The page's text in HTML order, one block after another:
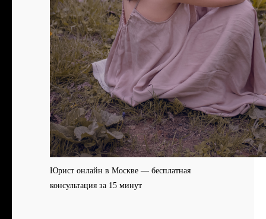
Юрист онлайн в Москве — бесплатная
консультация за 15 минут